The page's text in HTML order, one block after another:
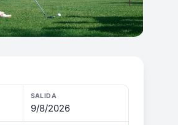
SALIDA
9/8/2026